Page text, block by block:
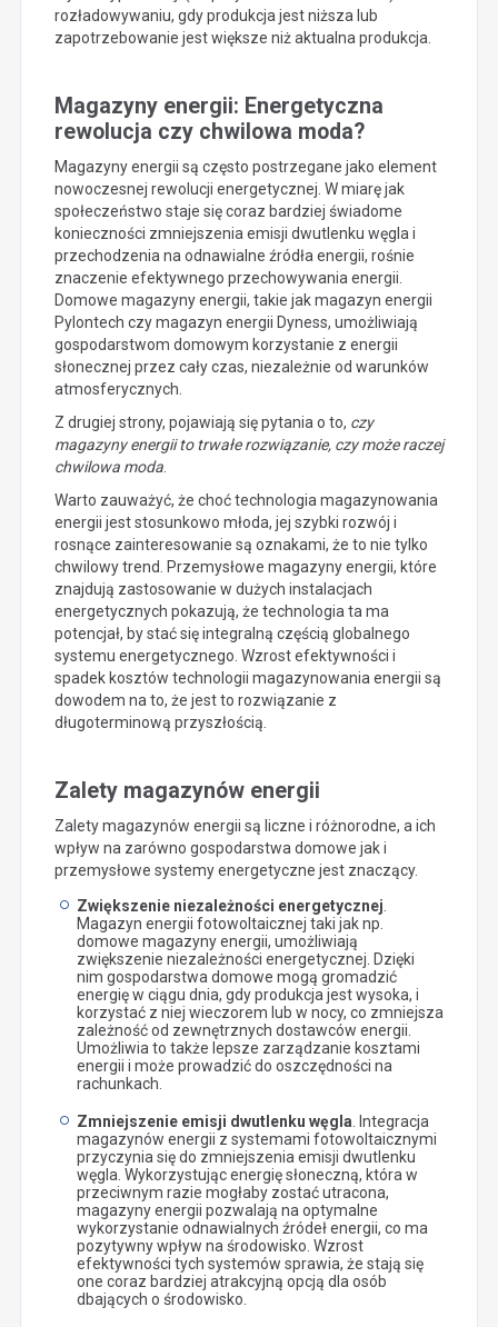
rozładowywaniu, gdy produkcja jest niższa lub
zapotrzebowanie jest większe niż aktualna produkcja.
Magazyny energii: Energetyczna
rewolucja czy chwilowa moda?
Magazyny energii są często postrzegane jako element
nowoczesnej rewolucji energetycznej. W miarę jak
społeczeństwo staje się coraz bardziej świadome
konieczności zmniejszenia emisji dwutlenku węgla i
przechodzenia na odnawialne źródła energii, rośnie
znaczenie efektywnego przechowywania energii.
Domowe magazyny energii, takie jak magazyn energii
Pylontech czy magazyn energii Dyness, umożliwiają
gospodarstwom domowym korzystanie z energii
słonecznej przez cały czas, niezależnie od warunków
atmosferycznych.
Z drugiej strony, pojawiają się pytania o to, czy
magazyny energii to trwałe rozwiązanie, czy może raczej
chwilowa moda.
Warto zauważyć, że choć technologia magazynowania
energii jest stosunkowo młoda, jej szybki rozwój i
rosnące zainteresowanie są oznakami, że to nie tylko
chwilowy trend. Przemysłowe magazyny energii, które
znajdują zastosowanie w dużych instalacjach
energetycznych pokazują, że technologia ta ma
potencjał, by stać się integralną częścią globalnego
systemu energetycznego. Wzrost efektywności i
spadek kosztów technologii magazynowania energii są
dowodem na to, że jest to rozwiązanie z
długoterminową przyszłością.
Zalety magazynów energii
Zalety magazynów energii są liczne i różnorodne, a ich
wpływ na zarówno gospodarstwa domowe jak i
przemysłowe systemy energetyczne jest znaczący.
Zwiększenie niezależności energetycznej
Magazyn energii fotowoltaicznej taki jak np.
domowe magazyny energii, umożliwiają
zwiększenie niezależności energetycznej. Dzięki
nim gospodarstwa domowe mogą gromadzić
energię w ciągu dnia, gdy produkcja jest wysoka, i
korzystać z niej wieczorem lub w nocy, co zmniejsza
zależność od zewnętrznych dostawców energii.
Umożliwia to także lepsze zarządzanie kosztami
energii i może prowadzić do oszczędności na
rachunkach.
Zmniejszenie emisji dwutlenku węgla . Integracja
magazynów energii z systemami fotowoltaicznymi
przyczynia się do zmniejszenia emisji dwutlenku
węgla. Wykorzystując energię słoneczną, która w
przeciwnym razie mogłaby zostać utracona,
magazyny energii pozwalają na optymalne
wykorzystanie odnawialnych źródeł energii, co ma
pozytywny wpływ na środowisko. Wzrost
efektywności tych systemów sprawia, że stają się
one coraz bardziej atrakcyjną opcją dla osób
dbających o środowisko.